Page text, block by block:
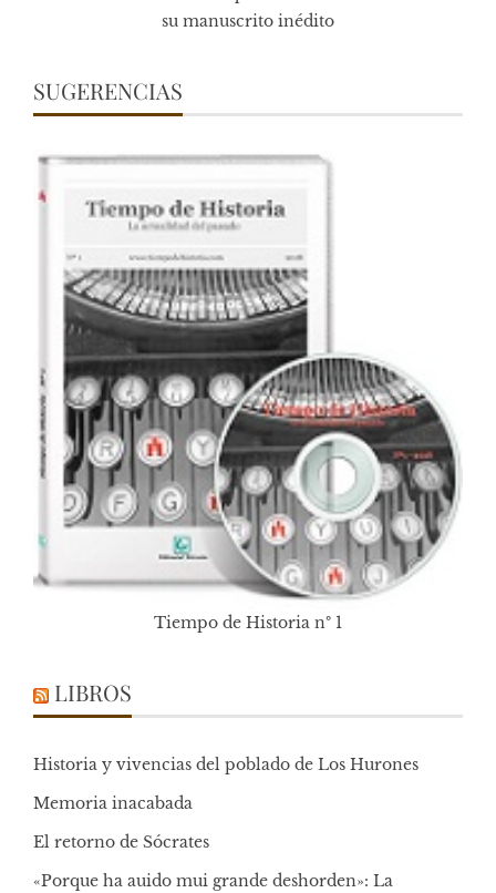
su manuscrito inédito
SUGERENCIAS
Tiempo de Historia nº 1
LIBROS
Historia y vivencias del poblado de Los Hurones
Memoria inacabada
El retorno de Sócrates
«Porque ha auido mui grande deshorden»: La